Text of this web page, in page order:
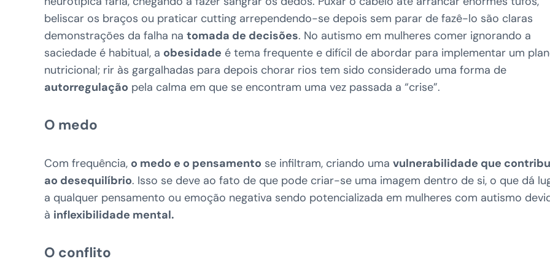
beliscar os braços ou praticar cutting arrependendo-se depois sem parar de fazê-lo são claras
demonstrações da falha na tomada de decisões. No autismo em mulheres comer ignorando a
saciedade é habitual, a obesidade é tema frequente e difícil de abordar para implementar um
nutricional; rir às gargalhadas para depois chorar rios tem sido considerado uma forma de
autorregulação pela calma em que se encontram uma vez passada a “crise”.
O medo
Com frequência, o medo e o pensamento se infiltram, criando uma vulnerabilidade que
ao desequilíbrio. Isso se deve ao fato de que pode criar-se uma imagem dentro de si, o que dá
a qualquer pensamento ou emoção negativa sendo potencializada em mulheres com autismo
à inflexibilidade mental.
O conflito